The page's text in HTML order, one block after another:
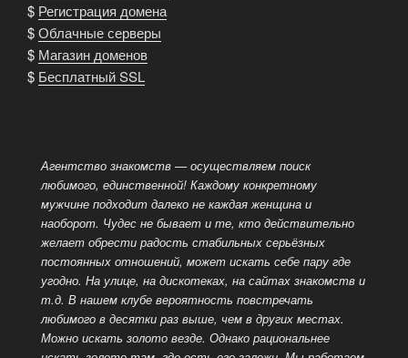
$ Регистрация домена
$Облачные серверы
$ Магазин доменов
$ Бесплатный SSL
Агентство знакомств — осуществляем поиск
любимого, единственной! Каждому конкретному
мужчине подходит далеко не каждая женщина и
наоборот. Чудес не бывает и те, кто действительно
желает обрести радость стабильных серьёзных
постоянных отношений, может искать себе пару где
угодно. На улице, на дискотеках, на сайтах знакомств и
т.д. В нашем клубе вероятность повстречать
любимого в десятки раз выше, чем в других местах.
Можно искать золото везде. Однако рациональнее